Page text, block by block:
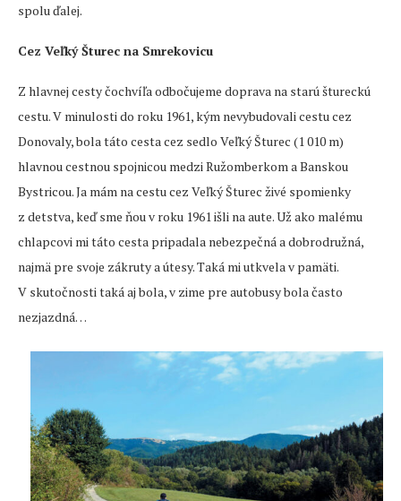
spolu ďalej.
Cez Veľký Šturec na Smrekovicu
Z hlavnej cesty čochvíľa odbočujeme doprava na starú štureckú
cestu. V minulosti do roku 1961, kým nevybudovali cestu cez
Donovaly, bola táto cesta cez sedlo Veľký Šturec (1 010 m)
hlavnou cestnou spojnicou medzi Ružomberkom a Banskou
Bystricou. Ja mám na cestu cez Veľký Šturec živé spomienky
z detstva, keď sme ňou v roku 1961 išli na aute. Už ako malému
chlapcovi mi táto cesta pripadala nebezpečná a dobrodružná,
najmä pre svoje zákruty a útesy. Taká mi utkvela v pamäti.
V skutočnosti taká aj bola, v zime pre autobusy bola často
nezjazdná…